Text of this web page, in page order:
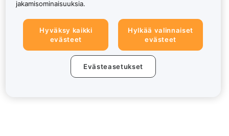
jakamisominaisuuksia.
Hyväksy kaikki
evästeet
Hylkää valinnaiset
evästeet
Evästeasetukset